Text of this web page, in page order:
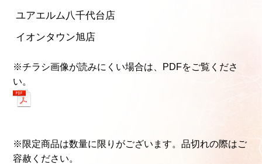
ユアエルム八千代台店
イオンタウン旭店
※チラシ画像が読みにくい場合は、 PDFをご覧くださ
い。
※限定商品は数量に限りがございます。品切れの際はご
容赦ください。